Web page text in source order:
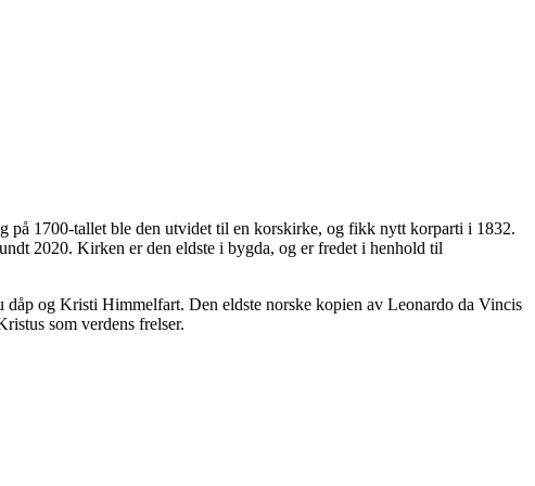
på 1700-tallet ble den utvidet til en korskirke, og fikk nytt korparti i 1832.
2020. Kirken er den eldste i bygda, og er fredet i henhold til
dåp og Kristi Himmelfart. Den eldste norske kopien av Leonardo da Vincis
som verdens frelser.